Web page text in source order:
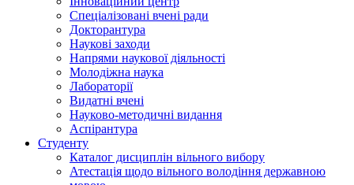
Спеціалізовані вчені ради
Докторантура
Наукові заходи
Напрями наукової діяльності
Молодіжна наука
Лабораторії
Видатні вчені
Науково-методичні видання
Аспірантура
Студенту
Каталог дисциплін вільного вибору
Атестація щодо вільного володіння державною